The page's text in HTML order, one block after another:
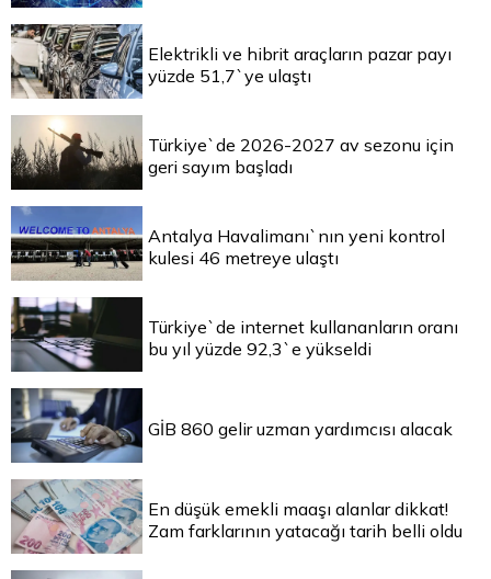
Elektrikli ve hibrit araçların pazar payı
yüzde 51,7`ye ulaştı
Türkiye`de 2026-2027 av sezonu için
geri sayım başladı
Antalya Havalimanı`nın yeni kontrol
kulesi 46 metreye ulaştı
Türkiye`de internet kullananların oranı
bu yıl yüzde 92,3`e yükseldi
GİB 860 gelir uzman yardımcısı alacak
En düşük emekli maaşı alanlar dikkat!
Zam farklarının yatacağı tarih belli oldu